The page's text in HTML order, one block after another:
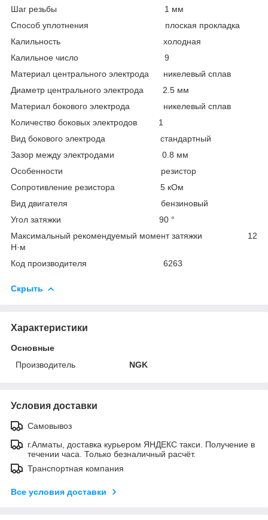
Шаг резьбы 1 мм
Способ уплотнения плоская прокладка
Калильность холодная
Калильное число 9
Материал центрального электрода никелевый сплав
Диаметр центрального электрода 2.5 мм
Материал бокового электрода никелевый сплав
Количество боковых электродов 1
Вид бокового электрода стандартный
Зазор между электродами 0.8 мм
Особенности резистор
Сопротивление резистора 5 кОм
Вид двигателя бензиновый
Угол затяжки 90 °
Максимальный рекомендуемый момент затяжки 12
Н·м
Код производителя 6263
Скрыть
Характеристики
Основные
Производитель
NGK
Условия доставки
Самовывоз
г.Алматы, доставка курьером ЯНДЕКС такси. Получение в
течении часа. Только безналичный расчёт.
Транспортная компания
Все условия доставки